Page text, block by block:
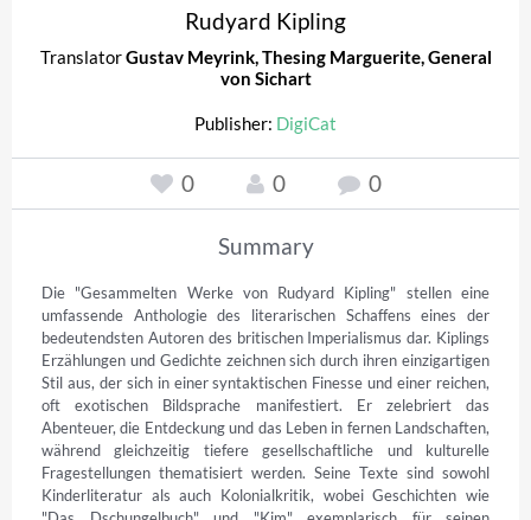
Rudyard Kipling
TranslatorGustav Meyrink,Thesing Marguerite,General
von Sichart
Publisher: DigiCat
0 0 0
Summary
Die "Gesammelten Werke von Rudyard Kipling" stellen eine
umfassende Anthologie des literarischen Schaffens eines der
bedeutendsten Autoren des britischen Imperialismus dar. Kiplings
Erzählungen und Gedichte zeichnen sich durch ihren einzigartigen
Stil aus, der sich in einer syntaktischen Finesse und einer reichen,
oft exotischen Bildsprache manifestiert. Er zelebriert das
Abenteuer, die Entdeckung und das Leben in fernen Landschaften,
während gleichzeitig tiefere gesellschaftliche und kulturelle
Fragestellungen thematisiert werden. Seine Texte sind sowohl
Kinderliteratur als auch Kolonialkritik, wobei Geschichten wie